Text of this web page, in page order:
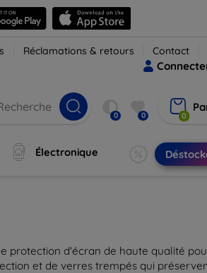
Réclamations & retours Contact
0 0 0
Électronique
protection d'écran de haute qualité
et de verres trempés qui